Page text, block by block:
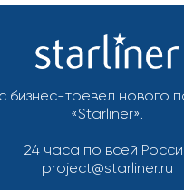
бизнес-тревел нового
«Starliner».
24 часа по всей
project@starliner.ru